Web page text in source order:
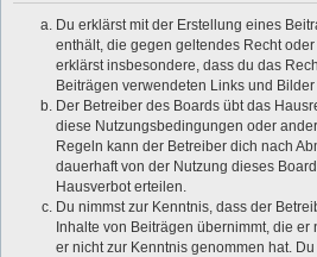
Du erklärst mit der Erstellung eines
enthält, die gegen geltendes Recht
erklärst insbesondere, dass du das
Beiträgen verwendeten Links und
Der Betreiber des Boards übt das
diese Nutzungsbedingungen oder
Regeln kann der Betreiber dich nach
dauerhaft von der Nutzung dieses
Hausverbot erteilen.
Du nimmst zur Kenntnis, dass der
Inhalte von Beiträgen übernimmt, die er
er nicht zur Kenntnis genommen hat.